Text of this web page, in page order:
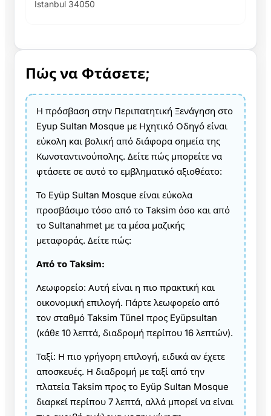
İstanbul 34050
Πώς να Φτάσετε;
Η πρόσβαση στην Περιπατητική Ξενάγηση στο
Eyup Sultan Mosque με Ηχητικό Οδηγό είναι
εύκολη και βολική από διάφορα σημεία της
Κωνσταντινούπολης. Δείτε πώς μπορείτε να
φτάσετε σε αυτό το εμβληματικό αξιοθέατο:
Το Eyüp Sultan Mosque είναι εύκολα
προσβάσιμο τόσο από το Taksim όσο και από
το Sultanahmet με τα μέσα μαζικής
μεταφοράς. Δείτε πώς:
Από το Taksim:
Λεωφορείο: Αυτή είναι η πιο πρακτική και
οικονομική επιλογή. Πάρτε λεωφορείο από
τον σταθμό Taksim Tünel προς Eyüpsultan
(κάθε 10 λεπτά, διαδρομή περίπου 16 λεπτών).
Ταξί: Η πιο γρήγορη επιλογή, ειδικά αν έχετε
αποσκευές. Η διαδρομή με ταξί από την
πλατεία Taksim προς το Eyüp Sultan Mosque
διαρκεί περίπου 7 λεπτά, αλλά μπορεί να είναι